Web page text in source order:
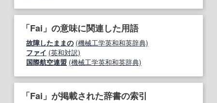
「Fai」の意味に関連した用語
故障したままの (機械工学英和和英辞典)
ファイ (英和対訳)
国際航空連盟 (機械工学英和和英辞典)
「Fai」が掲載された辞書の索引